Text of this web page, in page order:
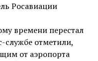
Росавиации
времени перестал
службе отметили,
от аэропорта